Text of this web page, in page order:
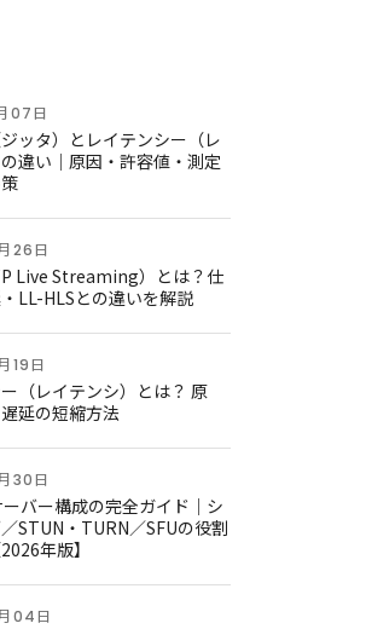
07日
ッタ）とレイテンシー（レ
違い｜原因・許容値・測定
26日
Live Streaming）とは？仕
LL-HLSとの違いを解説
19日
（レイテンシ）とは？ 原
延の短縮方法
30日
バー構成の完全ガイド｜シ
STUN・TURN／SFUの役割
年版】
04日